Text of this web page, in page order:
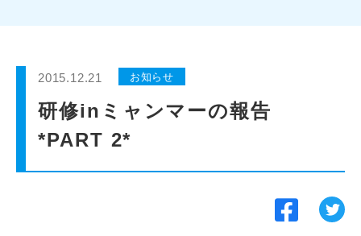
貸会議室
動画紹介
2015.12.21 お知らせ
研修inミャンマーの報告
*PART 2*